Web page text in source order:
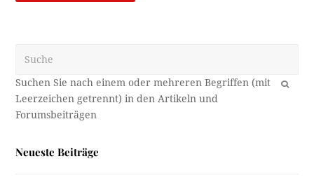
OK
Neueste Beiträge